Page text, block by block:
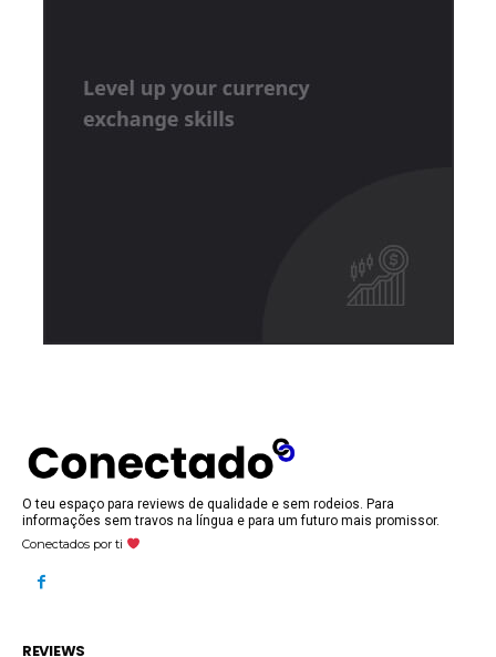
O teu espaço para reviews de qualidade e sem rodeios. Para
informações sem travos na língua e para um futuro mais promissor.
Conectados por ti
REVIEWS